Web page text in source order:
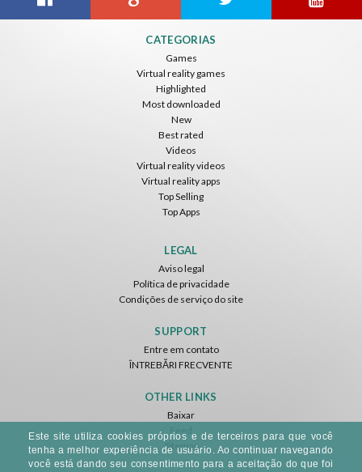
CATEGORIAS
Games
Virtual reality games
Highlighted
Most downloaded
New
Best rated
Videos
Virtual reality videos
Virtual reality apps
Top Selling
Top Apps
LEGAL
Aviso legal
Política de privacidade
Condições de serviço do site
SUPPORT
Entre em contato
ÎNTREBĂRI FRECVENTE
OTHER LINKS
Baixar
Feed
Sitemap
Este site utiliza cookies próprios e de terceiros para que você
tenha a melhor experiência de usuário. Ao continuar navegando
você está dando seu consentimento para a aceitação do que foi